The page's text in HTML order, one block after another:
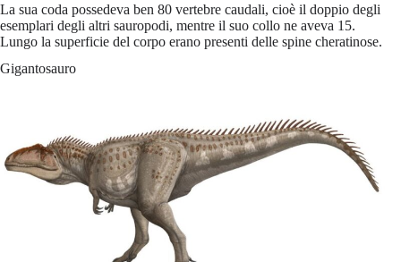
La sua coda possedeva ben 80 vertebre caudali, cioè il doppio degli
esemplari degli altri sauropodi, mentre il suo collo ne aveva 15.
Lungo la superficie del corpo erano presenti delle spine cheratinose.
Gigantosauro